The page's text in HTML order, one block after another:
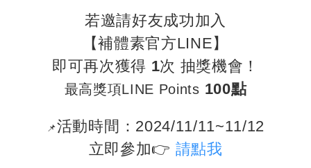
若邀請好友成功加入
【補體素官方LINE】
即可再次獲得 1次 抽獎機會！
最高獎項LINE Points 100點
📌活動時間 ： 2024/11/11~11/12
立即參加👉 請點我